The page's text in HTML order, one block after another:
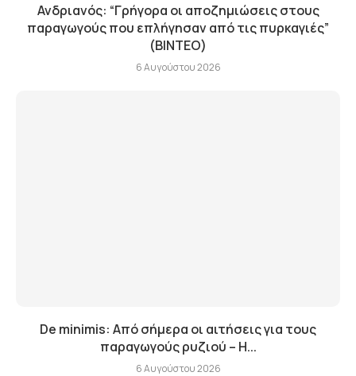
Ανδριανός: “Γρήγορα οι αποζημιώσεις στους
παραγωγούς που επλήγησαν από τις πυρκαγιές”
(BINTEO)
6 Αυγούστου 2026
De minimis: Από σήμερα οι αιτήσεις για τους
παραγωγούς ρυζιού – Η...
6 Αυγούστου 2026